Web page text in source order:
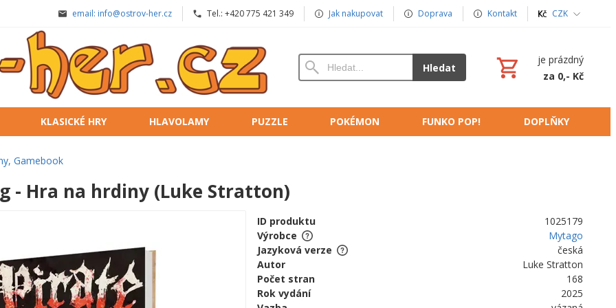
email: info@ostrov-her.cz Tel.: +420 775 421 349 Jak nakupovat Doprava Kontakt CZK
Hledat
je prázdný
za 0,- Kč
KLASICKÉ HRY HLAVOLAMY PUZZLE POKÉMON FUNKO POP! DOPLŇKY
Gamebook
- Hra na hrdiny (Luke Stratton)
ID produktu
1025179
Výrobce
Mytago
Jazyková verze
česká
Autor
Luke Stratton
Počet stran
168
Rok vydání
2025